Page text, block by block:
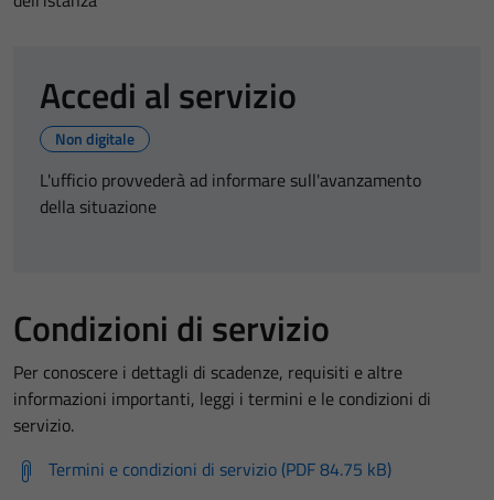
Accedi al servizio
Non digitale
L'ufficio provvederà ad informare sull'avanzamento
della situazione
Condizioni di servizio
Per conoscere i dettagli di scadenze, requisiti e altre
informazioni importanti, leggi i termini e le condizioni di
servizio.
Termini e condizioni di servizio (PDF 84.75 kB)